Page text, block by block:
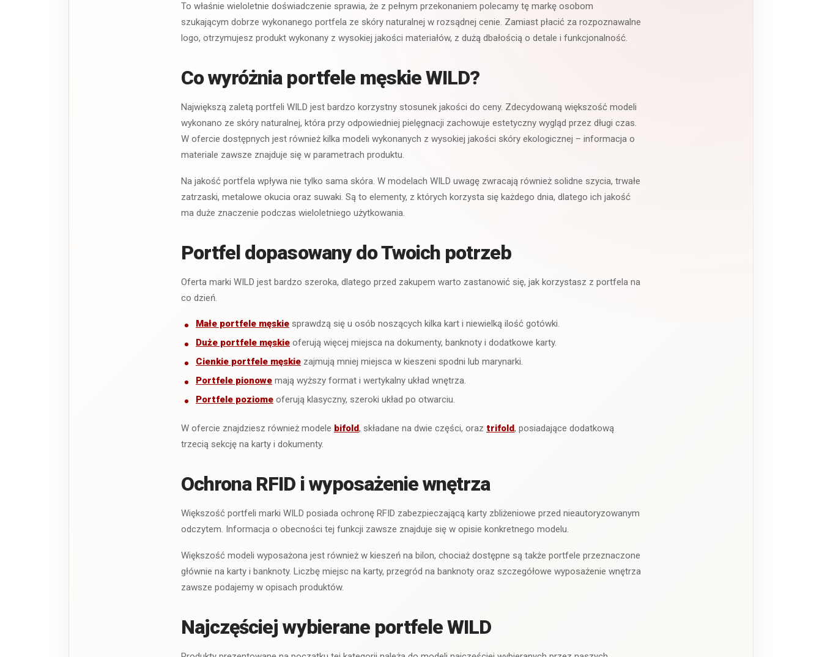
To właśnie wieloletnie doświadczenie sprawia, że z pełnym przekonaniem polecamy tę markę osobom
szukającym dobrze wykonanego portfela ze skóry naturalnej w rozsądnej cenie. Zamiast płacić za rozpoznawalne
logo, otrzymujesz produkt wykonany z wysokiej jakości materiałów, z dużą dbałością o detale i funkcjonalność.
Co wyróżnia portfele męskie WILD?
Największą zaletą portfeli WILD jest bardzo korzystny stosunek jakości do ceny. Zdecydowaną większość modeli
wykonano ze skóry naturalnej, która przy odpowiedniej pielęgnacji zachowuje estetyczny wygląd przez długi czas.
W ofercie dostępnych jest również kilka modeli wykonanych z wysokiej jakości skóry ekologicznej – informacja o
materiale zawsze znajduje się w parametrach produktu.
Na jakość portfela wpływa nie tylko sama skóra. W modelach WILD uwagę zwracają również solidne szycia, trwałe
zatrzaski, metalowe okucia oraz suwaki. Są to elementy, z których korzysta się każdego dnia, dlatego ich jakość
ma duże znaczenie podczas wieloletniego użytkowania.
Portfel dopasowany do Twoich potrzeb
Oferta marki WILD jest bardzo szeroka, dlatego przed zakupem warto zastanowić się, jak korzystasz z portfela na
co dzień.
Małe portfele męskie sprawdzą się u osób noszących kilka kart i niewielką ilość gotówki.
Duże portfele męskie oferują więcej miejsca na dokumenty, banknoty i dodatkowe karty.
Cienkie portfele męskie zajmują mniej miejsca w kieszeni spodni lub marynarki.
Portfele pionowe mają wyższy format i wertykalny układ wnętrza.
Portfele poziome oferują klasyczny, szeroki układ po otwarciu.
W ofercie znajdziesz również modele bifold, składane na dwie części, oraz trifold, posiadające dodatkową
trzecią sekcję na karty i dokumenty.
Ochrona RFID i wyposażenie wnętrza
Większość portfeli marki WILD posiada ochronę RFID zabezpieczającą karty zbliżeniowe przed nieautoryzowanym
odczytem. Informacja o obecności tej funkcji zawsze znajduje się w opisie konkretnego modelu.
Większość modeli wyposażona jest również w kieszeń na bilon, chociaż dostępne są także portfele przeznaczone
głównie na karty i banknoty. Liczbę miejsc na karty, przegród na banknoty oraz szczegółowe wyposażenie wnętrza
zawsze podajemy w opisach produktów.
Najczęściej wybierane portfele WILD